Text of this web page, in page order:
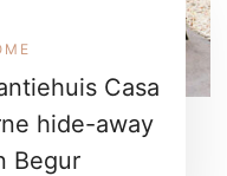
Casa
hide-away
Begur